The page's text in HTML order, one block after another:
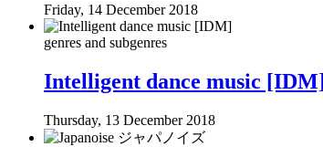
Friday, 14 December 2018
genres and subgenres
Intelligent dance music [IDM]
Thursday, 13 December 2018